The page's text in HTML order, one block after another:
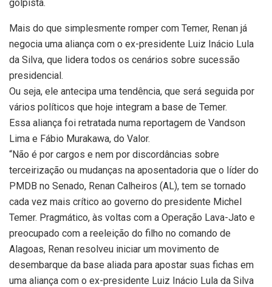
golpista.
Mais do que simplesmente romper com Temer, Renan já
negocia uma aliança com o ex-presidente Luiz Inácio Lula
da Silva, que lidera todos os cenários sobre sucessão
presidencial.
Ou seja, ele antecipa uma tendência, que será seguida por
vários políticos que hoje integram a base de Temer.
Essa aliança foi retratada numa reportagem de Vandson
Lima e Fábio Murakawa, do Valor.
“Não é por cargos e nem por discordâncias sobre
terceirização ou mudanças na aposentadoria que o líder do
PMDB no Senado, Renan Calheiros (AL), tem se tornado
cada vez mais crítico ao governo do presidente Michel
Temer. Pragmático, às voltas com a Operação Lava-Jato e
preocupado com a reeleição do filho no comando de
Alagoas, Renan resolveu iniciar um movimento de
desembarque da base aliada para apostar suas fichas em
uma aliança com o ex-presidente Luiz Inácio Lula da Silva